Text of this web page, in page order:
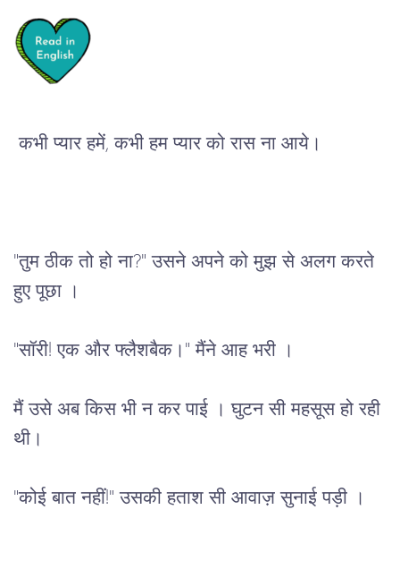
कभी प्यार हमें, कभी हम प्यार को रास ना आये।
"तुम ठीक तो हो ना?" उसने अपने को मुझ से अलग करते
हुए पूछा ।
"सॉरी! एक और फ्लैशबैक।" मैंने आह भरी ।
मैं उसे अब किस भी न कर पाई । घुटन सी महसूस हो रही
थी।
"कोई बात नहीं!" उसकी हताश सी आवाज़ सुनाई पड़ी ।